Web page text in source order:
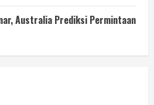
Australia Prediksi Permintaan